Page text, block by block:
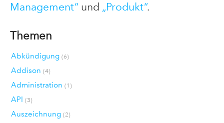
Management“ und „Produkt“.
Themen
Abkündigung (6)
Addison (4)
Administration (1)
API (3)
Auszeichnung (2)